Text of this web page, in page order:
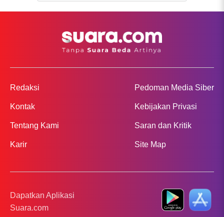
Redaksi
Kontak
Tentang Kami
Karir
Pedoman Media Siber
Kebijakan Privasi
Saran dan Kritik
Site Map
Dapatkan Aplikasi
Suara.com